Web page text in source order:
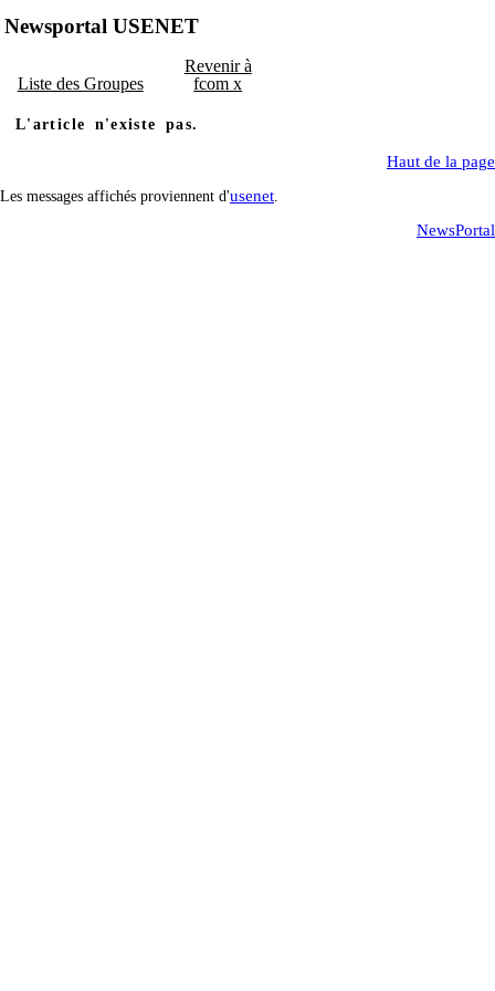
Newsportal USENET
Liste des Groupes
Revenir à
fcom x
L'article n'existe pas.
Haut de la page
Les messages affichés proviennent d'usenet
NewsPortal